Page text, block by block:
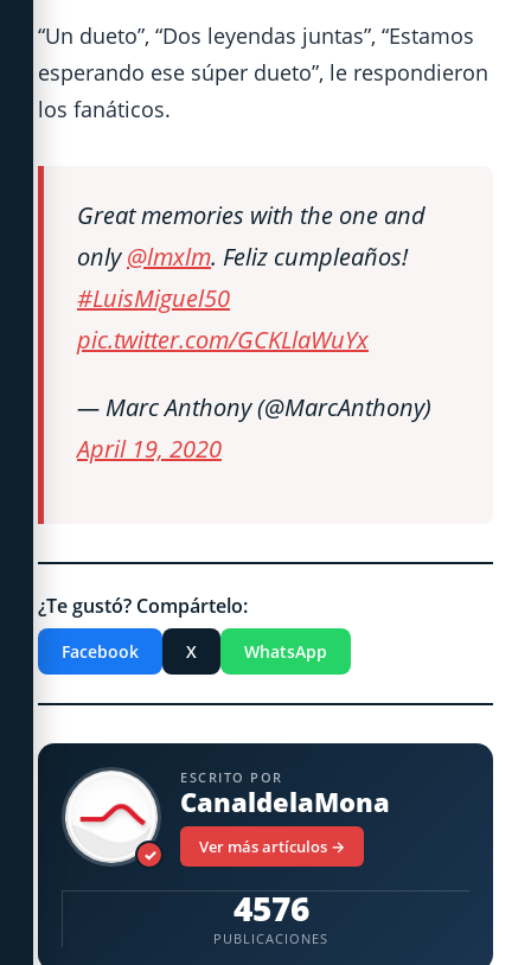
“Un dueto”, “Dos leyendas juntas”, “Estamos
esperando ese súper dueto”, le respondieron
los fanáticos.
Great memories with the one and
only@lmxlm. Feliz cumpleaños!
#LuisMiguel50
pic.twitter.com/GCKLlaWuYx
— Marc Anthony (@MarcAnthony)
April 19, 2020
¿Te gustó? Compártelo:
Facebook X WhatsApp
✓
ESCRITO POR
CanaldelaMona
Ver más artículos →
4576
PUBLICACIONES